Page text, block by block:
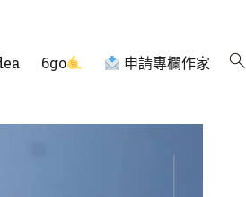
6go 申請專欄作家